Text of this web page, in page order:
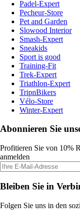
Padel-Expert
Pecheur-Store
Pet and Garden
Slowood Interior
Smash-Expert
Sneakids
Sport is good
Training-Fit
Trek-Expert
Triathlon-Expert
TripnBikers
Vélo-Store
Winter-Expert
Abonnieren Sie
Profitieren Sie von 10%
anmelden
Bleiben Sie in
Folgen Sie uns in den